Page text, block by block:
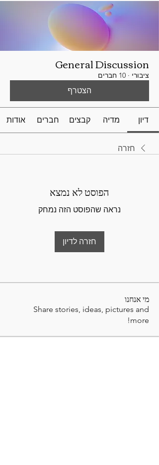
General Discussion
ציבורי · 10 חברים
הצטרף
דיון מדיה קבצים חברים אודות
חזרה
הפוסט לא נמצא
נראה שהפוסט הזה נמחק
חזרה לדיון
מי אנחנו
Share stories, ideas, pictures and
more!